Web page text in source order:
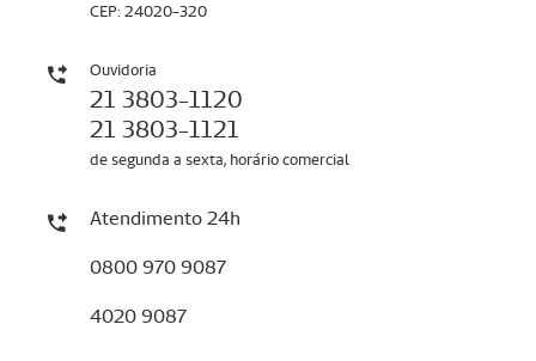
CEP: 24020-320
Ouvidoria
21 3803-1120
21 3803-1121
de segunda a sexta, horário comercial
Atendimento 24h
0800 970 9087
4020 9087